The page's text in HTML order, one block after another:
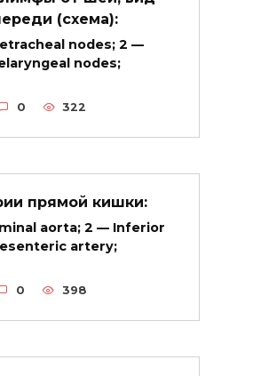
(схема):
nodes; 2 —
nodes;
0 322
прямой кишки:
aorta; 2 — Inferior
artery;
0 398